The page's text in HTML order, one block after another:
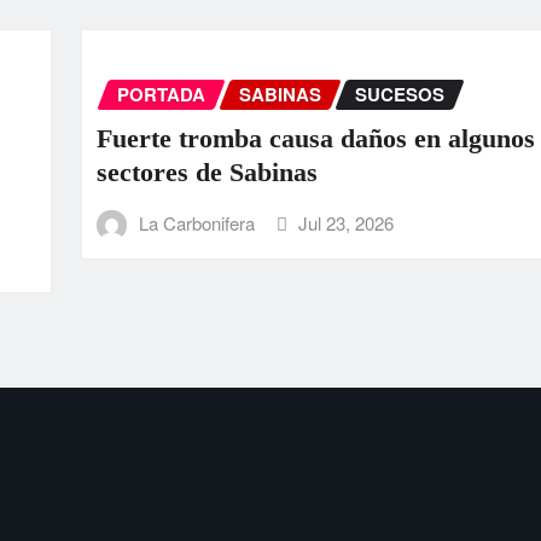
SABINAS SUCESOS
causa daños en algunos
Sabinas
Jul 23, 2026